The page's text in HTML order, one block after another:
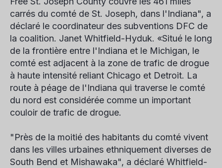
carrés du comté de St. Joseph, dans l'Indiana", a
déclaré le coordinateur des subventions DFC de
la coalition. Janet Whitfield-Hyduk. «Situé le long
de la frontière entre l'Indiana et le Michigan, le
comté est adjacent à la zone de trafic de drogue
à haute intensité reliant Chicago et Detroit. La
route à péage de l'Indiana qui traverse le comté
du nord est considérée comme un important
couloir de trafic de drogue.
"Près de la moitié des habitants du comté vivent
dans les villes urbaines ethniquement diverses de
South Bend et Mishawaka", a déclaré Whitfield-